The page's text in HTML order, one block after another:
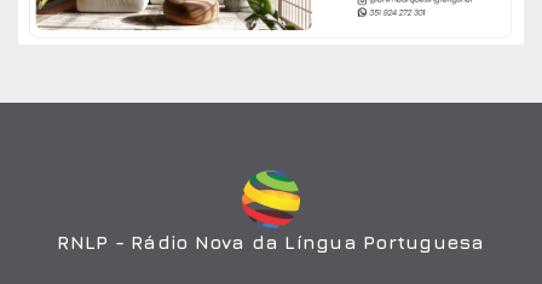
RNLP - Rádio Nova da Língua Portuguesa